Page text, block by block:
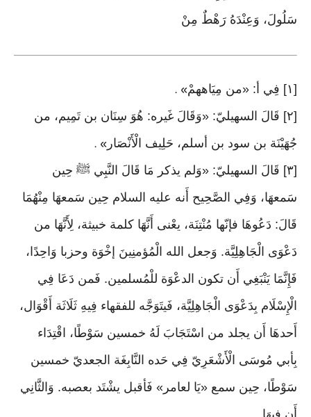
سَلُولَ، وَعِنْدَهُ رَهْطٌ مِنْ
[١] فِي أ: «من مِيَاههمْ » .
[٢] قَالَ السهيليّ: «وَقَالَ غَيره: هُوَ سِنَان بن تَمِيم، من
جُهَيْنَة بن سود بن أسلم، حَلِيف الْأَنْصَار » .
[٣] قَالَ السهيليّ: «وَلم يذكر مَا قَالَ النَّبِي ﷺ حِين
سَمعهَا، وَفِي الصَّحِيح أَنه عليه السلام حِين سَمعهَا مِنْهُمَا
قَالَ: دَعُوهَا فإنّها مُنْتِنَة، يعْنى أَنَّهَا كلمة خبيثة، لِأَنَّهَا من
دَعْوَى الْجَاهِلِيَّة. وَجعل الله الْمُؤمنِينَ إخْوَة وحزبا وَاحِدًا،
فَإِنَّمَا يَنْبَغِي أَن تكون الدعْوَة للْمُسلمين. فَمن دَعَا فِي
الْإِسْلَام بِدَعْوَى الْجَاهِلِيَّة، فَيتَوَجَّه للفقهاء فِيهِ ثَلَاثَة أَقْوَال،
أَحدهَا أَن يجلد من اسْتَجَابَ لَهُ خمسين سَوْطًا، اقْتِدَاء
بِأبي مُوسَى الْأَشْعَرِيّ فِي حَده النَّابِغَة الجعديّ خمسين
سَوْطًا، حِين سمع «يَا لعامر» فَأقبل يشْتَد بعصبه. وَالثَّانِي
أَن فِيهَا